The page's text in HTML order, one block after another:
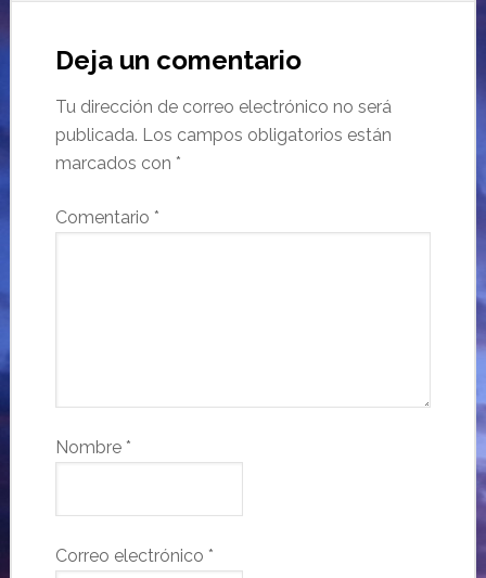
Deja un comentario
Tu dirección de correo electrónico no será
publicada. Los campos obligatorios están
marcados con *
Comentario *
Nombre *
Correo electrónico *